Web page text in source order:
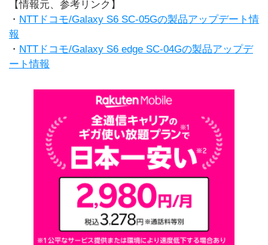
【情報元、参考リンク】
・ NTTドコモ/Galaxy S6 SC-05Gの製品アップデート情
報
・ NTTドコモ/Galaxy S6 edge SC-04Gの製品アップデ
ート情報